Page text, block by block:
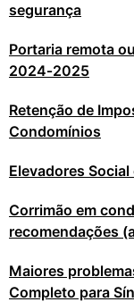
segurança
Portaria remota
2024‑2025
Retenção de
Condomínios
Elevadores
Corrimão em
recomendações
Maiores
Completo para